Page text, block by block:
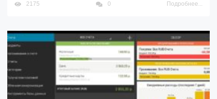
2175 0 Подробнее...